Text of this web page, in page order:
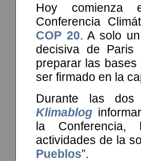
Hoy comienza
Conferencia
COP 20. A solo
decisiva de
preparar las bases
ser firmado en la
Durante las
Klimablog
la
actividades de la
Pueblos”.